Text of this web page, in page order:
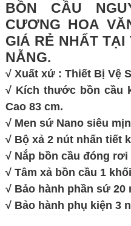
BỒN CẦU
CƯƠNG HOA
GIÁ RẺ NHẤT
NẴNG.
√ Xuất xứ : Thiết Bị Vệ
√ Kích thước bồn cầu
Cao 83 cm.
√ Men sứ Nano siêu
√ Bộ xả 2 nút nhấn tiết
√ Nắp bồn cầu đóng rơi
√ Tâm xả bồn cầu 1
√ Bảo hành phần sứ 20
√ Bảo hành phụ kiện 3